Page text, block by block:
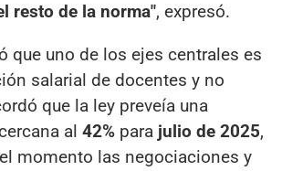
resto de la norma", expresó.
que uno de los ejes centrales es
salarial de docentes y no
que la ley preveía una
al 42% para julio de 2025,
momento las negociaciones y